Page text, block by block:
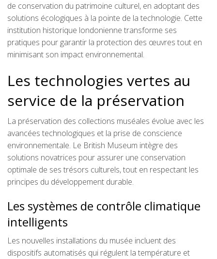
de conservation du patrimoine culturel, en adoptant des
solutions écologiques à la pointe de la technologie. Cette
institution historique londonienne transforme ses
pratiques pour garantir la protection des œuvres tout en
minimisant son impact environnemental.
Les technologies vertes au
service de la préservation
La préservation des collections muséales évolue avec les
avancées technologiques et la prise de conscience
environnementale. Le British Museum intègre des
solutions novatrices pour assurer une conservation
optimale de ses trésors culturels, tout en respectant les
principes du développement durable.
Les systèmes de contrôle climatique
intelligents
Les nouvelles installations du musée incluent des
dispositifs automatisés qui régulent la température et